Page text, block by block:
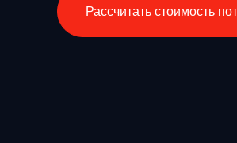
Рассчитать стоимость